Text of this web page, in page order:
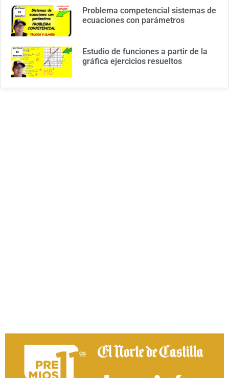
Problema competencial sistemas de
ecuaciones con parámetros
Estudio de funciones a partir de la
gráfica ejercicios resueltos